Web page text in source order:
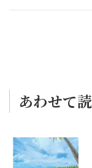
で花開いた第二
あわせて